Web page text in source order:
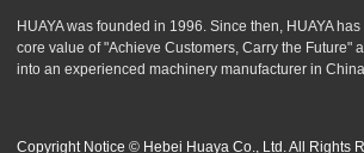
HUAYA was founded in 1996. Since then, HUAYA
core value of "Achieve Customers, Carry the Future"
into an experienced machinery manufacturer in
Copyright Notice © Hebei Huaya Co., Ltd. All Rights